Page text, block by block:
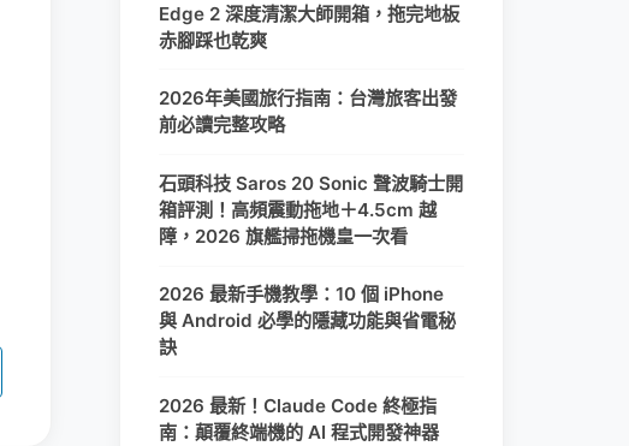
Edge 2 深度清潔大師開箱，拖完地板
赤腳踩也乾爽
2026年美國旅行指南：台灣旅客出發
前必讀完整攻略
石頭科技 Saros 20 Sonic 聲波騎士開
箱評測！高頻震動拖地＋4.5cm 越
障，2026 旗艦掃拖機皇一次看
2026 最新手機教學：10 個 iPhone
與 Android 必學的隱藏功能與省電秘
訣
2026 最新！Claude Code 終極指
南：顛覆終端機的 AI 程式開發神器